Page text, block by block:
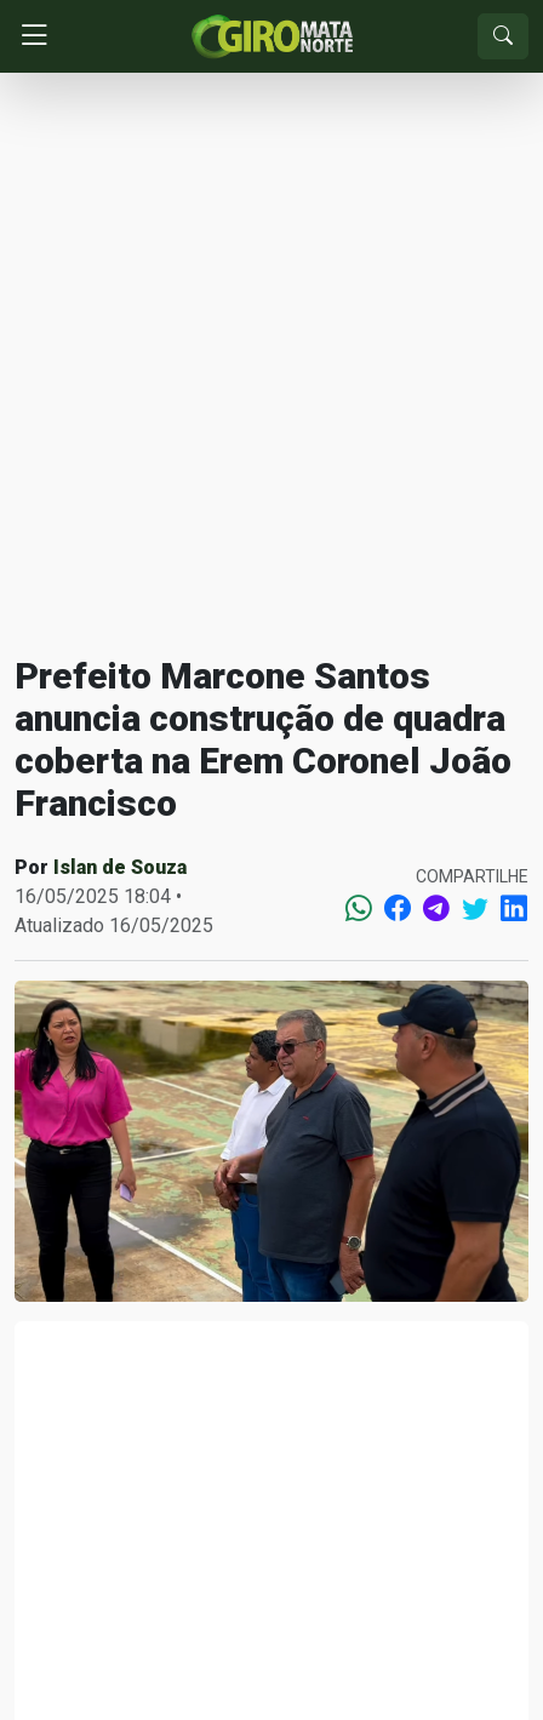
Prefeito Marcone Santos
anuncia construção de quadra
coberta na Erem Coronel João
Francisco
Por Islan de Souza
16/05/2025 18:04 •
Atualizado 16/05/2025
COMPARTILHE